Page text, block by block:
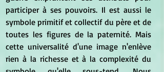
participer à ses pouvoirs. Il est aussi le
symbole primitif et collectif du père et de
toutes les figures de la paternité. Mais
cette universalité d'une image n'enlève
rien à la richesse et à la complexité du